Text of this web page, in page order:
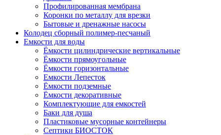
Профилированная мембрана
Коронки по металлу для врезки
Бытовые и дренажные насосы
Колодец сборный полимер-песчаный
Емкости для воды
Ёмкости цилиндрические вертикальные
Ёмкости прямоугольные
Ёмкости горизонтальные
Емкости Лепесток
Ёмкости подземные
Ёмкости декоративные
Комплектующие для емкостей
Баки для душа
Пластиковые мусорные контейнеры
Септики БИОСТОК